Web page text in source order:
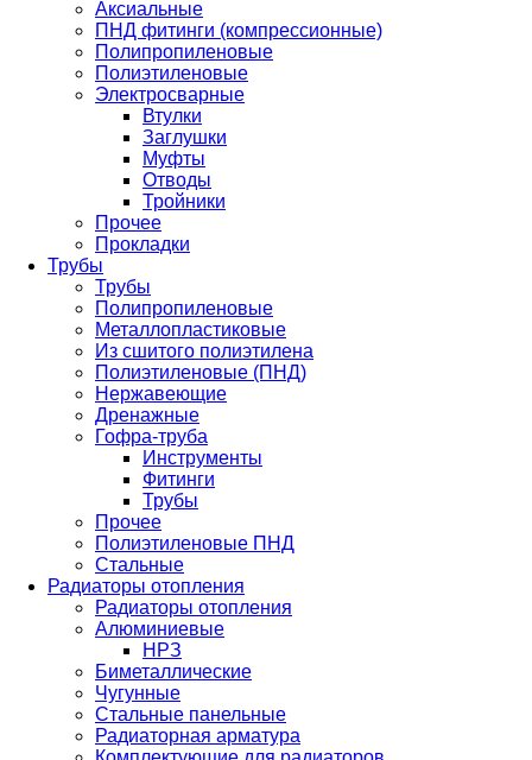
Аксиальные
ПНД фитинги (компрессионные)
Полипропиленовые
Полиэтиленовые
Электросварные
Втулки
Заглушки
Муфты
Отводы
Тройники
Прочее
Прокладки
Трубы
Трубы
Полипропиленовые
Металлопластиковые
Из сшитого полиэтилена
Полиэтиленовые (ПНД)
Нержавеющие
Дренажные
Гофра-труба
Инструменты
Фитинги
Трубы
Прочее
Полиэтиленовые ПНД
Стальные
Радиаторы отопления
Радиаторы отопления
Алюминиевые
НРЗ
Биметаллические
Чугунные
Стальные панельные
Радиаторная арматура